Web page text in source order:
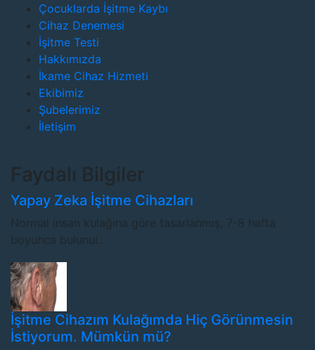
Çocuklarda İşitme Kaybı
Cihaz Denemesi
İşitme Testi
Hakkımızda
İkame Cihaz Hizmeti
Ekibimiz
Şubelerimiz
İletişim
Faydalı Bilgiler
Yapay Zeka İşitme Cihazları
Normal insan kulağına göre tasarlanmış, 7-8 hafta
boyunca bulunul..
İşitme Cihazım Kulağımda Hiç Görünmesin
İstiyorum. Mümkün mü?